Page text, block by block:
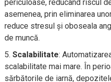
periculoase, reducând riscul
asemenea, prin eliminarea
reduce stresul și oboseala
de muncă.
Scalabilitate:
scalabilitate mai mare. În
sărbătorile de iarnă,